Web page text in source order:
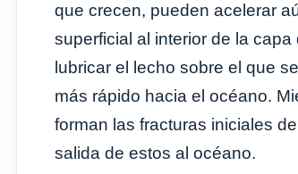
que crecen, pueden acelerar
superficial al interior de la
lubricar el lecho sobre el que
más rápido hacia el océano.
forman las fracturas iniciales
salida de estos al océano.